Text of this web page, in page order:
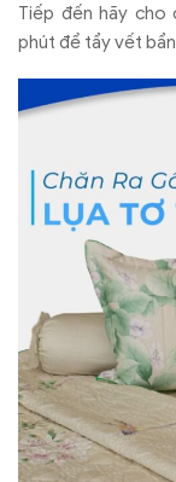
Tiếp đến hãy cho
phút để tẩy vết